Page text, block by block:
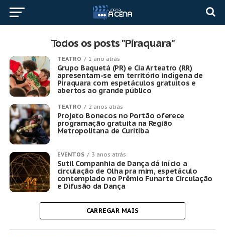
Todos os posts "Piraquara"
TEATRO 1 ano atrás
Grupo Baquetá (PR) e Cia Arteatro (RR)
apresentam-se em território indígena de
Piraquara com espetáculos gratuitos e
abertos ao grande público
TEATRO 2 anos atrás
Projeto Bonecos no Portão oferece
programação gratuita na Região
Metropolitana de Curitiba
EVENTOS 3 anos atrás
Sutil Companhia de Dança dá início a
circulação de Olha pra mim, espetáculo
contemplado no Prêmio Funarte Circulação
e Difusão da Dança
CARREGAR MAIS